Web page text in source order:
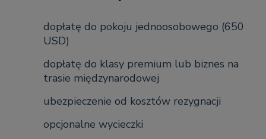
dopłatę do pokoju jednoosobowego (650
USD)
dopłatę do klasy premium lub biznes na
trasie międzynarodowej
ubezpieczenie od kosztów rezygnacji
opcjonalne wycieczki